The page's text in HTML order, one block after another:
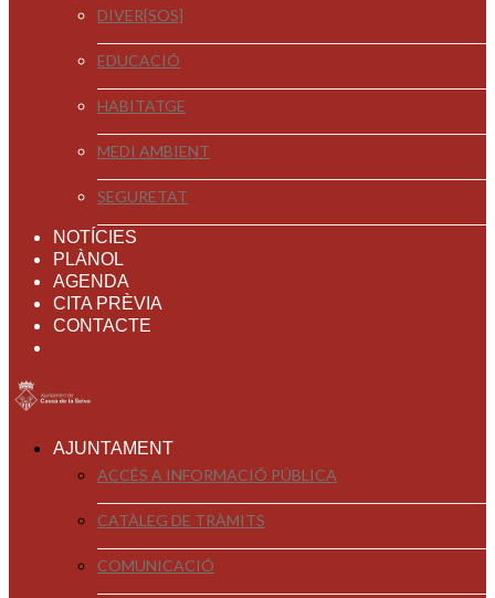
DIVER[SOS]
EDUCACIÓ
HABITATGE
MEDI AMBIENT
SEGURETAT
NOTÍCIES
PLÀNOL
AGENDA
CITA PRÈVIA
CONTACTE
AJUNTAMENT
ACCÉS A INFORMACIÓ PÚBLICA
CATÀLEG DE TRÀMITS
COMUNICACIÓ